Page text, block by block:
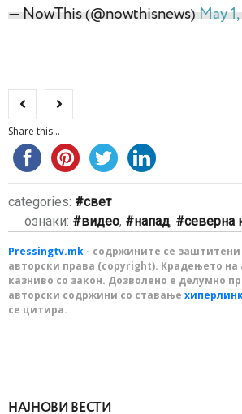
— NowThis (@nowthisnews)May
Share this...
categories:
свет
ознаки:
видео, напад, северна
Pressingtv.mk - содржините се
авторски права (copyright). Крадењето на
казниво со закон. Дозволено е делумно
авторски содржини со ставање
се цитира.
НАЈНОВИ ВЕСТИ